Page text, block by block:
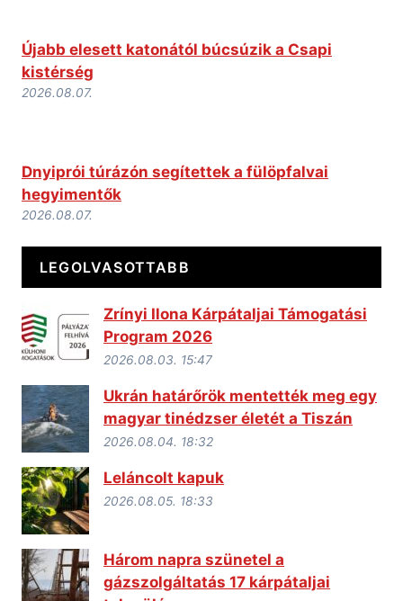
Újabb elesett katonától búcsúzik a Csapi
kistérség
2026.08.07.
Dnyiprói túrázón segítettek a fülöpfalvai
hegyimentők
2026.08.07.
LEGOLVASOTTABB
Zrínyi Ilona Kárpátaljai Támogatási
Program 2026
2026.08.03. 15:47
Ukrán határőrök mentették meg egy
magyar tinédzser életét a Tiszán
2026.08.04. 18:32
Leláncolt kapuk
2026.08.05. 18:33
Három napra szünetel a
gázszolgáltatás 17 kárpátaljai